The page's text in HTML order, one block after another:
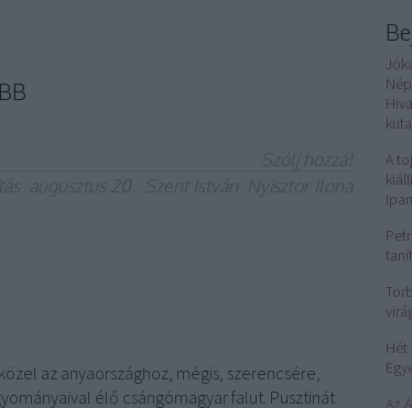
Szólj hozzá!
augusztus 20. Szent István Nyisztor Ilona
az anyaországhoz, mégis, szerencsére,
élő csángómagyar falut. Pusztinát
A
Hét
Az